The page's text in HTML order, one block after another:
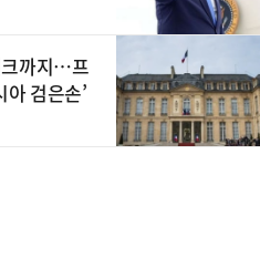
크까지…프
아 검은손’